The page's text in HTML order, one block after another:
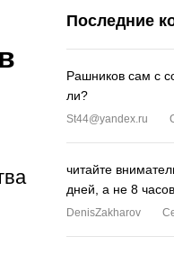
Последние
Рашников сам с
ли?
St44@yandex.ru
читайте
дней, а не 8 часов.
DenisZakharov